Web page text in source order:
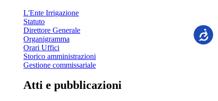
L'Ente Irrigazione
Statuto
Direttore Generale
Organigramma
Orari Uffici
Storico amministrazioni
Gestione commissariale
Atti e pubblicazioni